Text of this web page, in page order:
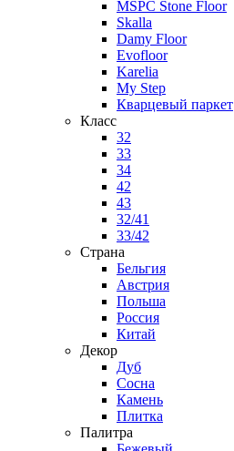
MSPC Stone Floor
Skalla
Damy Floor
Evofloor
Karelia
My Step
Кварцевый паркет
Класс
32
33
34
42
43
32/41
33/42
Страна
Бельгия
Австрия
Польша
Россия
Китай
Декор
Дуб
Сосна
Камень
Плитка
Палитра